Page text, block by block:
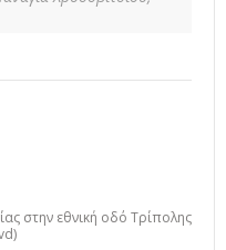
στην εθνική οδό Τρίπολης